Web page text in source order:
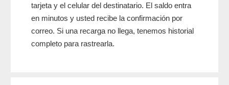
tarjeta y el celular del destinatario. El saldo entra
en minutos y usted recibe la confirmación por
correo. Si una recarga no llega, tenemos historial
completo para rastrearla.